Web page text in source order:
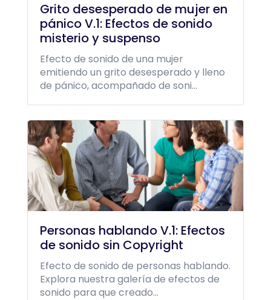
Grito desesperado de mujer en
pánico V.1: Efectos de sonido
misterio y suspenso
Efecto de sonido de una mujer
emitiendo un grito desesperado y lleno
de pánico, acompañado de soni...
Personas hablando V.1: Efectos
de sonido sin Copyright
Efecto de sonido de personas hablando.
Explora nuestra galería de efectos de
sonido para que creado...